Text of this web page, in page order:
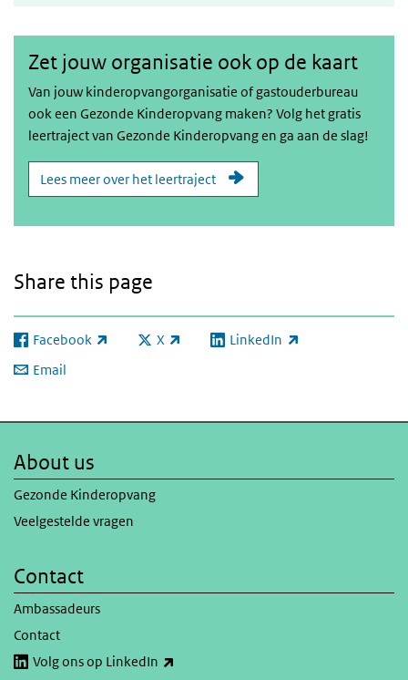
Zet jouw organisatie ook op de kaart
Van jouw kinderopvangorganisatie of gastouderbureau
ook een Gezonde Kinderopvang maken? Volg het gratis
leertraject van Gezonde Kinderopvang en ga aan de slag!
Lees meer over het leertraject
Share this page
Facebook
(link is external) X
(link is external)LinkedIn
(link is external)
Email
About us
Gezonde Kinderopvang
Veelgestelde vragen
Contact
Ambassadeurs
Contact
Volg ons op LinkedIn